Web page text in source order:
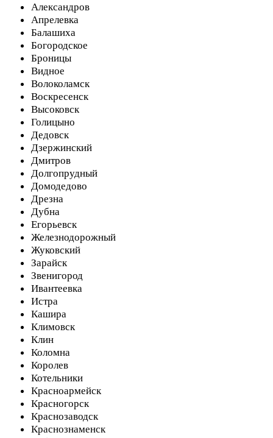
Александров
Апрелевка
Балашиха
Богородское
Броницы
Видное
Волоколамск
Воскресенск
Высоковск
Голицыно
Дедовск
Дзержинский
Дмитров
Долгопрудный
Домодедово
Дрезна
Дубна
Егорьевск
Железнодорожный
Жуковский
Зарайск
Звенигород
Ивантеевка
Истра
Кашира
Климовск
Клин
Коломна
Королев
Котельники
Красноармейск
Красногорск
Краснозаводск
Краснознаменск